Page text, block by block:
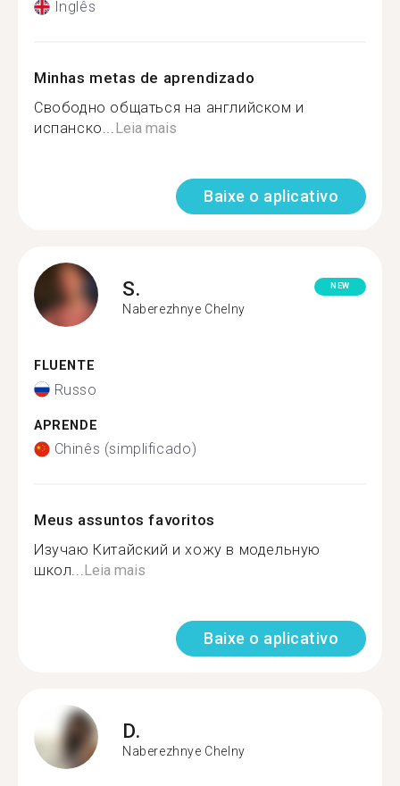
Inglês
Minhas metas de aprendizado
Свободно общаться на английском и
испанско...Leia mais
Baixe o aplicativo
S.
Naberezhnye Chelny
NEW
FLUENTE
Russo
APRENDE
Chinês (simplificado)
Meus assuntos favoritos
Изучаю Китайский и хожу в модельную
школ...Leia mais
Baixe o aplicativo
D.
Naberezhnye Chelny